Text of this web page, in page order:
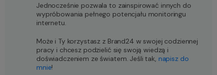
Jednocześnie pozwala to zainspirować innych do
wypróbowania pełnego potencjału monitoringu
internetu.
Może i Ty korzystasz z Brand24 w swojej codziennej
pracy i chcesz podzielić się swoją wiedzą i
doświadczeniem ze światem. Jeśli tak, napisz do
mnie!